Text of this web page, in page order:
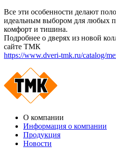
Все эти особенности делают
идеальным выбором для любых
комфорт и тишина.
Подробнее о дверях из новой
сайте ТМК
https://www.dveri-tmk.ru/catalog/
О компании
Информация о компании
Продукция
Новости